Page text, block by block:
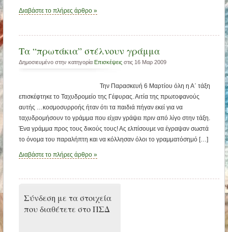
Διαβάστε το πλήρες άρθρο »
Τα “πρωτάκια” στέλνουν γράμμα
Δημοσιευμένο στην κατηγορία Επισκέψειςστις 16 Μαρ 2009
Την Παρασκευή 6 Μαρτίου όλη η Α΄ τάξη
επισκέφτηκε το Ταχυδρομείο της Γέφυρας. Αιτία της πρωτοφανούς
αυτής …κοσμοσυρροής ήταν ότι τα παιδιά πήγαν εκεί για να
ταχυδρομήσουν το γράμμα που είχαν γράψει πριν από λίγο στην τάξη.
Ένα γράμμα προς τους δικούς τους! Ας ελπίσουμε να έγραψαν σωστά
το όνομα του παραλήπτη και να κόλλησαν όλοι το γραμματόσημό […]
Διαβάστε το πλήρες άρθρο »
Σύνδεση με τα στοιχεία
που διαθέτετε στο ΠΣΔ